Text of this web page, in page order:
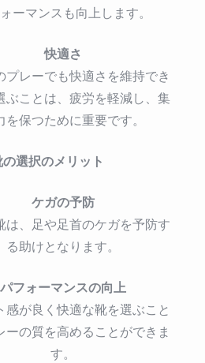
ーマンスも向上します。
快適さ
プレーでも快適さを維持でき
ぶことは、疲労を軽減し、集
を保つために重要です。
選択のメリット
ケガの予防
は、足や足首のケガを予防す
る助けとなります。
パフォーマンスの向上
感が良く快適な靴を選ぶこと
ーの質を高めることができま
す。